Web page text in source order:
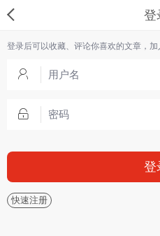
登
登录后可以收藏、评论你喜欢的文章，加
登
快速注册